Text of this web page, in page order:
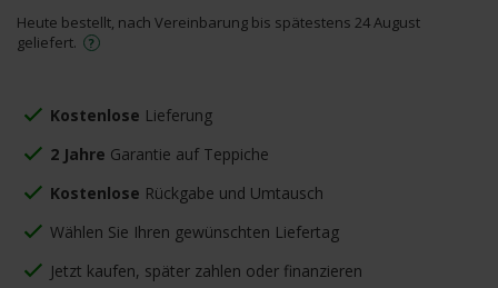
Heute bestellt, nach Vereinbarung bis spätestens 24 August
geliefert.
Kostenlose Lieferung
2 Jahre Garantie auf Teppiche
Kostenlose Rückgabe und Umtausch
Wählen Sie Ihren gewünschten Liefertag
Jetzt kaufen, später zahlen oder finanzieren